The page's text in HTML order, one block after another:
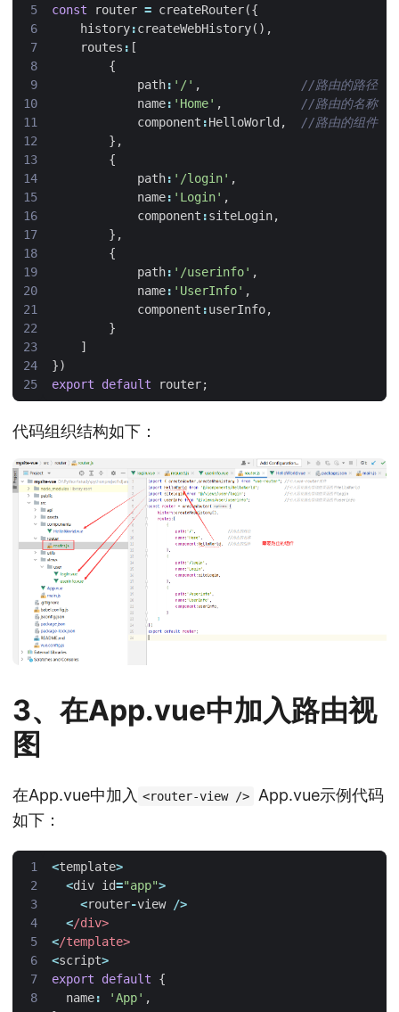
const
router = createRouter({
history:createWebHistory(),
routes : [
{
path: '/' ,
name: 'Home' ,
component :HelloWorld ,
},
{
path: '/login' ,
name: 'Login' ,
component :siteLogin,
},
{
path: '/userinfo' ,
name: 'UserInfo' ,
component :userInfo,
}
]
})
export
default router;
代码组织结构如下：
3、在App.vue中加入路由视
图
在App.vue中加入 <router-view />
App.vue示例代码
如下：
<template>
<div id="app">
<router-view
/>
</div>
</template>
<script>
export
default
{
name: 'App' ,